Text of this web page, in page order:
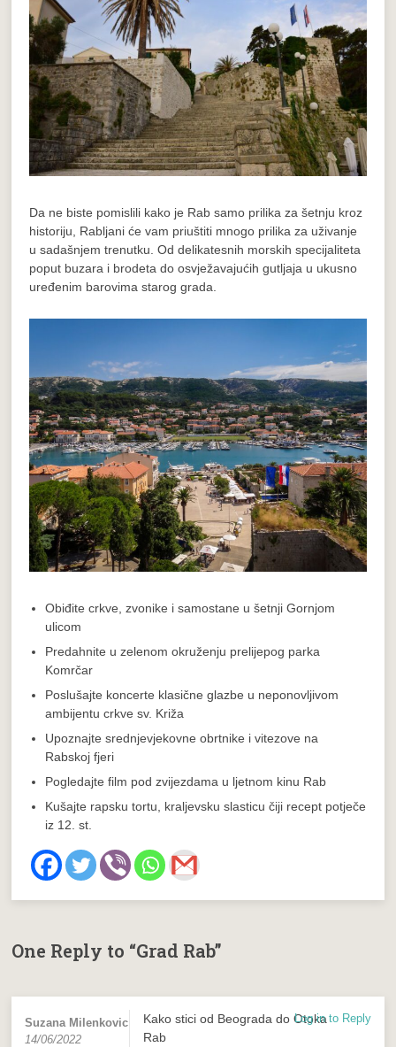
Da ne biste pomislili kako je Rab samo prilika za šetnju kroz
historiju, Rabljani će vam priuštiti mnogo prilika za uživanje
u sadašnjem trenutku. Od delikatesnih morskih specijaliteta
poput buzara i brodeta do osvježavajućih gutljaja u ukusno
uređenim barovima starog grada.
Obiđite crkve, zvonike i samostane u šetnji Gornjom
ulicom
Predahnite u zelenom okruženju prelijepog parka
Komrčar
Poslušajte koncerte klasične glazbe u neponovljivom
ambijentu crkve sv. Križa
Upoznajte srednjevjekovne obrtnike i vitezove na
Rabskoj fjeri
Pogledajte film pod zvijezdama u ljetnom kinu Rab
Kušajte rapsku tortu, kraljevsku slasticu čiji recept potječe
iz 12. st.
One Reply to “Grad Rab”
Suzana Milenkovic
14/06/2022
Kako stici od Beograda do Otoka
Rab
Log in to Reply